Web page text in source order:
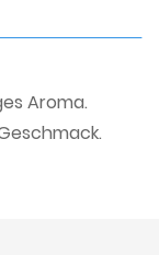
Aroma.